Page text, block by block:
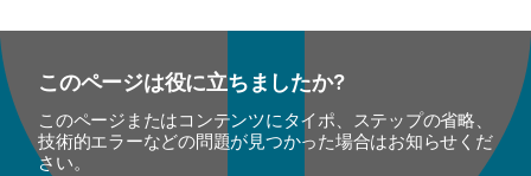
このページは役に立ちましたか?
このページまたはコンテンツにタイポ、ステップの省略、
技術的エラーなどの問題が見つかった場合はお知らせくだ
さい。